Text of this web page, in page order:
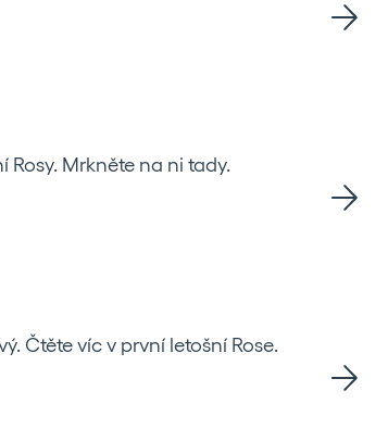
Mrkněte na ni tady.
Čtěte víc v první letošní Rose.